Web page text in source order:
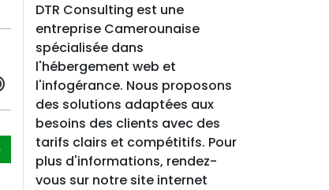
DTR Consulting est une
entreprise Camerounaise
spécialisée dans
l'hébergement web et
l'infogérance. Nous proposons
des solutions adaptées aux
besoins des clients avec des
tarifs clairs et compétitifs. Pour
plus d'informations, rendez-
vous sur notre site internet